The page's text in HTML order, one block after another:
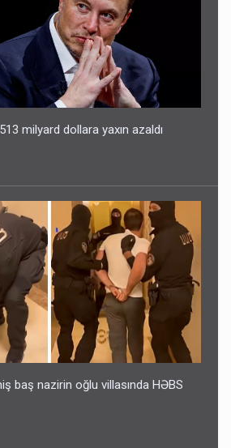
milyard dollara yaxın azaldı
baş nazirin oğlu villasında HƏBS